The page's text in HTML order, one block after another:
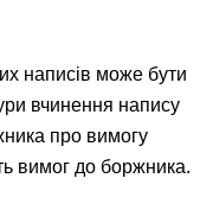
написів може бути
вчинення напису
про вимогу
вимог до боржника.